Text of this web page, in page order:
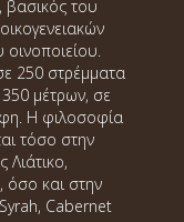
του
250 στρέμματα
μέτρων, σε
Η φιλοσοφία
τόσο στην
Λιάτικο,
όσο και στην
Cabernet